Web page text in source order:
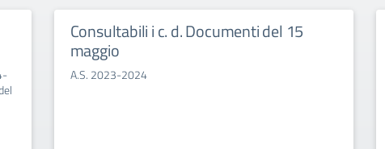
Consultabili i c. d. Documenti del 15
maggio
A.S. 2023-2024